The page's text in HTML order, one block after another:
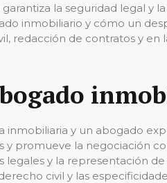
la seguridad legal y
inmobiliario y cómo un
redacción de contratos y
y un abogado
promueve la negociación
y la representación
civil y las